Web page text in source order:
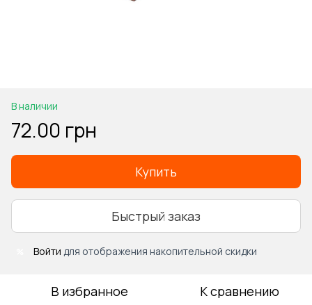
В наличии
72.00 грн
Купить
Быстрый заказ
Войти для отображения накопительной скидки
В избранное К сравнению